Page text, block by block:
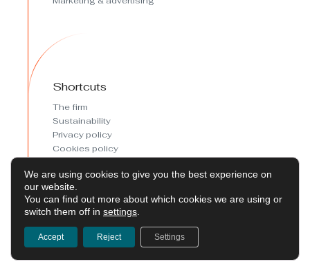
Shortcuts
The firm
Sustainability
Privacy policy
Cookies policy
Legal Notice
We are using cookies to give you the best experience on
our website.
You can find out more about which cookies we are using or
switch them off in settings
Accept Reject Settings